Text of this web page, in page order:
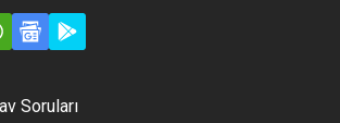
Soruları